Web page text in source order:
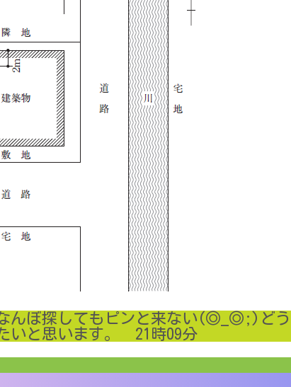
んぼ探してもピンと来ない(◎_◎;)どう
いと思います。 21時09分